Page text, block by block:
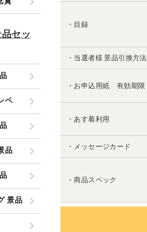
セッ
ペ
品
景品
・目録
・当選者様 景品引換方法
・お申込用紙 有効期限
・あす着利用
・メッセージカード
・商品スペック